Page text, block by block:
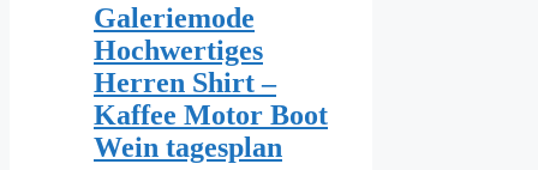
Galeriemode
Hochwertiges
Herren Shirt –
Kaffee Motor Boot
Wein tagesplan